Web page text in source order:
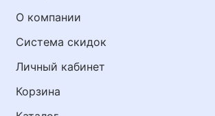
О компании
Система скидок
Личный кабинет
Корзина